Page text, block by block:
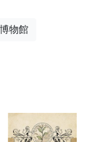
物館